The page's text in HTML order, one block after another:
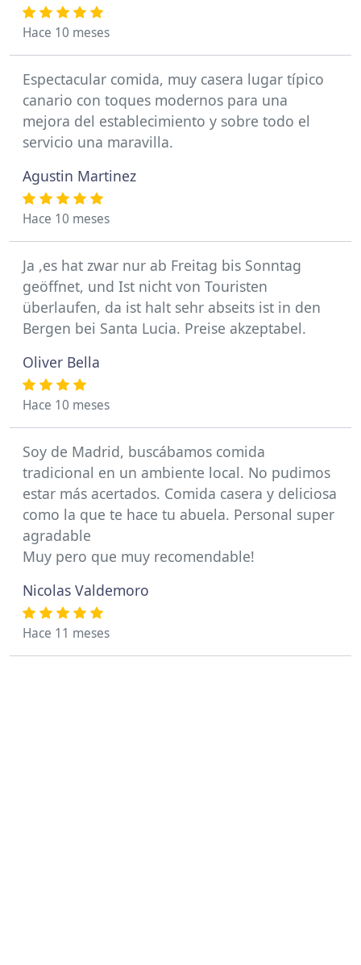
Hace 10 meses
Espectacular comida, muy casera lugar típico
canario con toques modernos para una
mejora del establecimiento y sobre todo el
servicio una maravilla.
Agustin Martinez
Hace 10 meses
Ja ,es hat zwar nur ab Freitag bis Sonntag
geöffnet, und Ist nicht von Touristen
überlaufen, da ist halt sehr abseits ist in den
Bergen bei Santa Lucia. Preise akzeptabel.
Oliver Bella
Hace 10 meses
Soy de Madrid, buscábamos comida
tradicional en un ambiente local. No pudimos
estar más acertados. Comida casera y deliciosa
como la que te hace tu abuela. Personal super
agradable
Muy pero que muy recomendable!
Nicolas Valdemoro
Hace 11 meses